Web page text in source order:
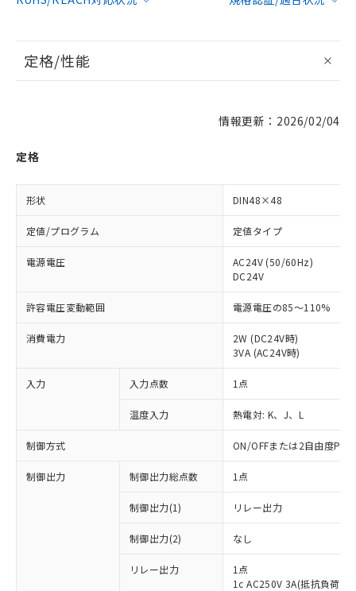
定格/性能
情報更新：2026/02/04
定格
形状 DIN48×48
定値/プログラム 定値タイプ
電源電圧
AC24V (50/60Hz)
DC24V
許容電圧変動範囲 電源電圧の85～110%
消費電力
2W (DC24V時)
3VA (AC24V時)
入力 入力点数 1点
温度入力 熱電対: K、J、L
制御方式 ON/OFFまたは2自由度
制御出力 制御出力総点数 1点
制御出力(1) リレー出力
制御出力(2) なし
リレー出力
1点
1c AC250V 3A(抵抗負荷)